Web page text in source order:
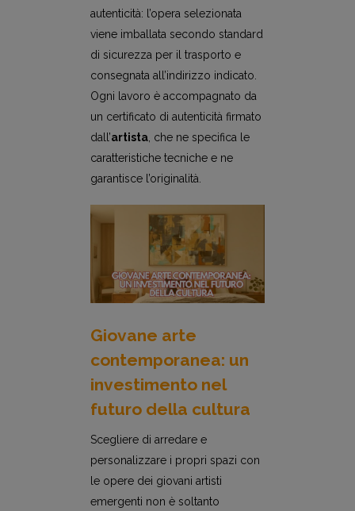
autenticità: l’opera selezionata
viene imballata secondo standard
di sicurezza per il trasporto e
consegnata all’indirizzo indicato.
Ogni lavoro è accompagnato da
un certificato di autenticità firmato
dall’artista, che ne specifica le
caratteristiche tecniche e ne
garantisce l’originalità.
Giovane arte
contemporanea: un
investimento nel
futuro della cultura
Scegliere di arredare e
personalizzare i propri spazi con
le opere dei giovani artisti
emergenti non è soltanto